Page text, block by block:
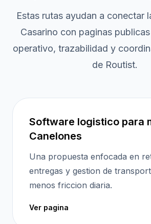
Estas rutas ayudan a conectar
Casarino con paginas
operativo, trazabilidad y
de Routist.
Software logistico para
Canelones
Una propuesta enfocada en
entregas y gestion de
menos friccion diaria.
Ver pagina